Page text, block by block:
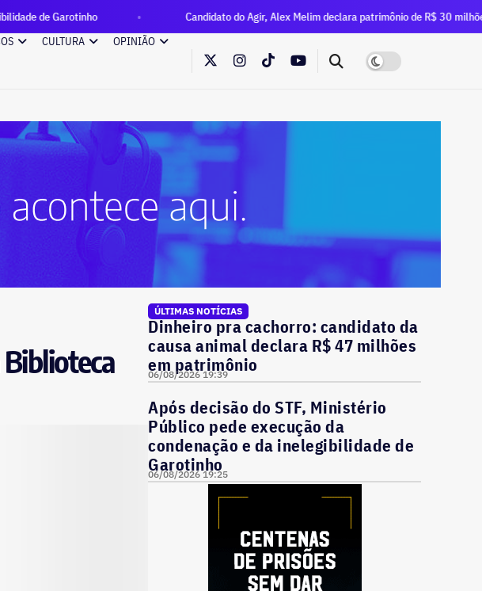
Candidato do Agir, Alex Melim declara patrimônio de R$ 30 milhões à Justiça
CULTURA OPINIÃO
Biblioteca
ÚLTIMAS NOTÍCIAS
Dinheiro pra cachorro: candidato da
causa animal declara R$ 47 milhões
em patrimônio
06/08/2026 19:39
Após decisão do STF, Ministério
Público pede execução da
condenação e da inelegibilidade de
Garotinho
06/08/2026 19:25